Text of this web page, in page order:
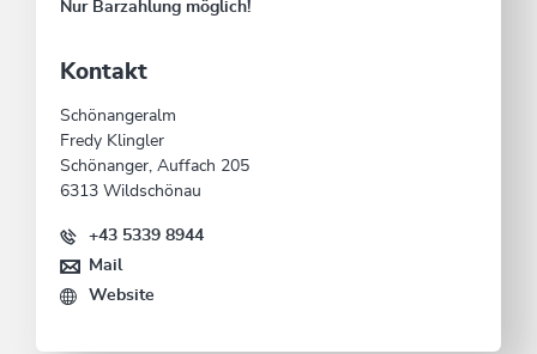
Nur Barzahlung möglich!
Kontakt
Schönangeralm
Fredy Klingler
Schönanger, Auffach 205
6313 Wildschönau
+43 5339 8944
Mail
Website